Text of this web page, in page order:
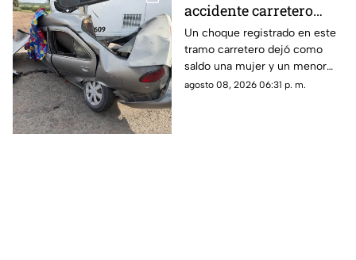
accidente carretero
deja una mujer y un
niño mu3rtos en San
Juan del Río
Un choque registrado en este
tramo carretero dejó como
saldo una mujer y un menor
sin vida, además de una
agosto 08, 2026 06:31 p. m.